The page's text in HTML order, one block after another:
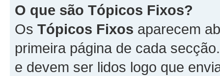
O que são Tópicos Fixos?
Os Tópicos Fixos aparecem
primeira página de cada
e devem ser lidos logo que